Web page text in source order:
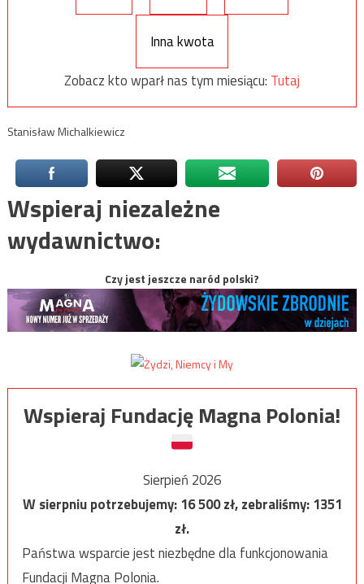
Inna kwota
Zobacz kto wparł nas tym miesiącu: Tutaj
Stanisław Michalkiewicz
Wspieraj niezależne
wydawnictwo:
Czy jest jeszcze naród polski?
Wspieraj Fundację Magna Polonia!
Sierpień 2026
W sierpniu potrzebujemy:16 500zł, zebraliśmy:1351
zł.
Państwa wsparcie jest niezbędne dla funkcjonowania
Fundacji Magna Polonia.